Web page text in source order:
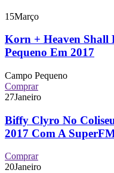
15Março
Korn + Heaven Shall
Pequeno Em 2017
Campo Pequeno
Comprar
27Janeiro
Biffy Clyro No
2017 Com A
Comprar
20Janeiro